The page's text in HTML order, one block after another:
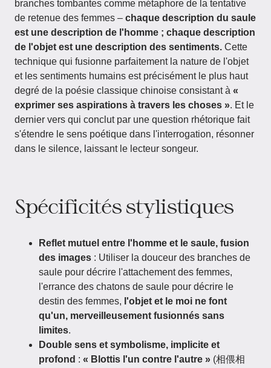
branches tombantes comme métaphore de la tentative
de retenue des femmes – chaque description du saule
est une description de l'homme ; chaque description
de l'objet est une description des sentiments. Cette
technique qui fusionne parfaitement la nature de l'objet
et les sentiments humains est précisément le plus haut
degré de la poésie classique chinoise consistant à «
exprimer ses aspirations à travers les choses ». Et le
dernier vers qui conclut par une question rhétorique fait
s'étendre le sens poétique dans l'interrogation, résonner
dans le silence, laissant le lecteur songeur.
Spécificités stylistiques
Reflet mutuel entre l'homme et le saule, fusion
des images : Utiliser la douceur des branches de
saule pour décrire l'attachement des femmes,
l'errance des chatons de saule pour décrire le
destin des femmes, l'objet et le moi ne font
qu'un, merveilleusement fusionnés sans
limites.
Double sens et symbolisme, implicite et
profond : « Blottis l'un contre l'autre » (相偎相